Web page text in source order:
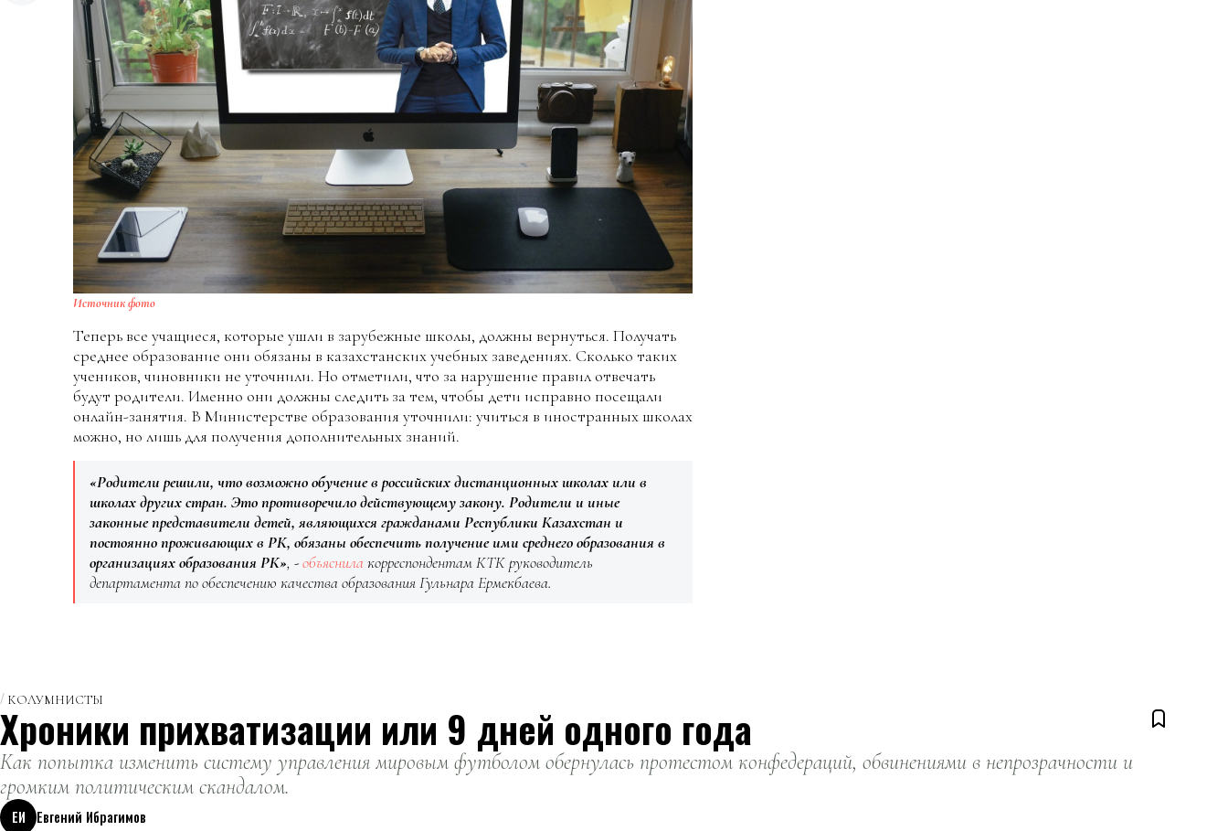
Источник фото
Теперь все учащиеся, которые ушли в зарубежные школы, должны вернуться. Получать
среднее образование они обязаны в казахстанских учебных заведениях. Сколько таких
учеников, чиновники не уточнили. Но отметили, что за нарушение правил отвечать
будут родители. Именно они должны следить за тем, чтобы дети исправно посещали
онлайн-занятия. В Министерстве образования уточнили: учиться в иностранных школах
можно, но лишь для получения дополнительных знаний.
«Родители решили, что возможно обучение в российских дистанционных школах или в
школах других стран. Это противоречило действующему закону. Родители и иные
законные представители детей, являющихся гражданами Республики Казахстан и
постоянно проживающих в РК, обязаны обеспечить получение ими среднего образования в
организациях образования РК», -объяснила корреспондентам КТК руководитель
департамента по обеспечению качества образования Гульнара Ермекбаева.
КОЛУМНИСТЫ
Хроники прихватизации или 9 дней одного года
Как попытка изменить систему управления мировым футболом обернулась протестом конфедераций, обвинениями в непрозрачности и
громким политическим скандалом.
ЕИ
Евгений Ибрагимов